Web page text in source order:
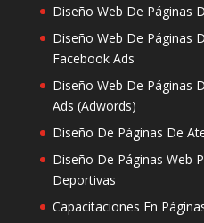
Diseño Web De Páginas
Diseño Web De Páginas
Facebook Ads
Diseño Web De Páginas
Ads (Adwords)
Diseño De Páginas De
Diseño De Páginas Web
Deportivas
Capacitaciones En